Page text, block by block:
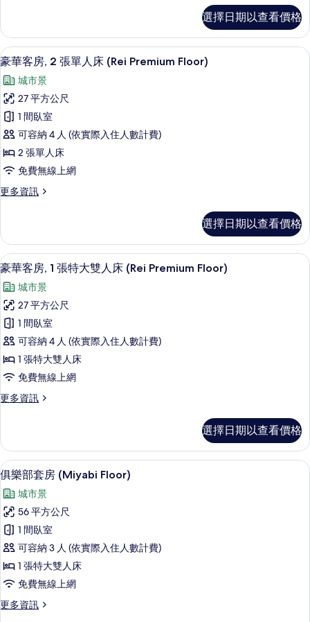
所
有
相
片
客
房,
邊
(Rei
Floor)
的
詳
情
選擇日期以查看價格
顯
示
豪
華
客
房,
2
張
單
床
(Rei
Premium
Floor)
的
所
有
相
片
高級寢具、客房內保險箱、遮光布/窗
16
豪華客房, 2 張單人床 (Rei Premium Floor)
城市景
27 平方公尺
1 間臥室
可容納 4 人 (依實際入住人數計費)
2 張單人床
免費無線上網
更多資訊
更
客
房,
2
單
人
床
(Rei
Premium
Floor)
的
詳
選擇日期以查看價格
顯
示
豪
華
客
房,
1
張
特
雙
人
床
(Rei
Premium
Floor)
的
所
有
片
高級寢具、客房內保險箱、遮光布/窗
15
豪華客房, 1 張特大雙人床 (Rei Premium Floor)
城市景
27 平方公尺
1 間臥室
可容納 4 人 (依實際入住人數計費)
1 張特大雙人床
免費無線上網
更多資訊
更
客
房,
1
特
大
雙
人
床
(Rei
Premium
Floor)
詳
選擇日期以查看價格
顯
示
俱
樂
部
套
房
(Miyabi
Floor)
俱樂部套房 (Miyabi Floor) | 高級寢
25
俱樂部套房 (Miyabi Floor)
城市景
56 平方公尺
1 間臥室
可容納 3 人 (依實際入住人數計費)
1 張特大雙人床
免費無線上網
更多資訊
更